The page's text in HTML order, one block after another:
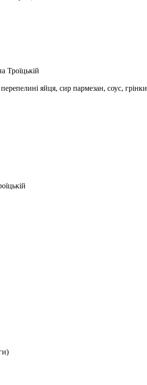
яйця, сир пармезан, соус, грінки